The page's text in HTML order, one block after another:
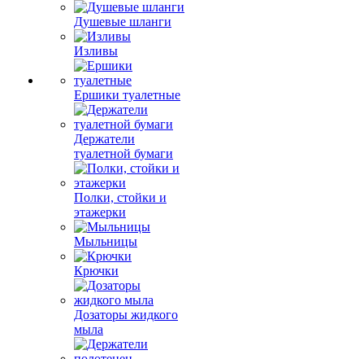
Душевые шланги
Изливы
Ершики туалетные
Держатели
туалетной бумаги
Полки, стойки и
этажерки
Мыльницы
Крючки
Дозаторы жидкого
мыла